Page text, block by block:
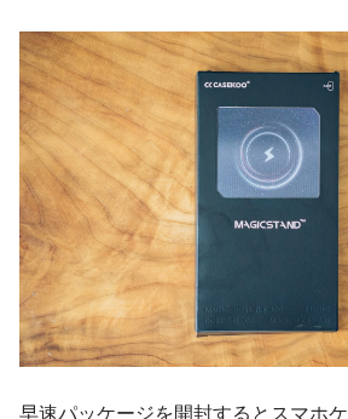
早速パッケージを開封するとスマホケ